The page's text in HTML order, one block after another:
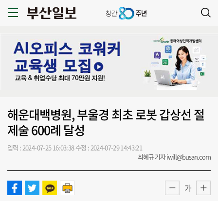
해운대백병원, 부울경 최초 로봇 갑상선 절
제술 600례 달성
입력 : 2024-07-25 16:03:38수정 : 2024-07-29 14:43:21
최혜규 기자 iwill@busan.com
가